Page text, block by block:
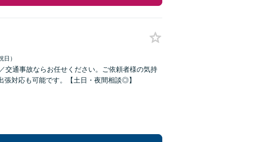
）
交通事故ならお任せください。ご依頼者様の気持
対応も可能です。【土日・夜間相談◎】